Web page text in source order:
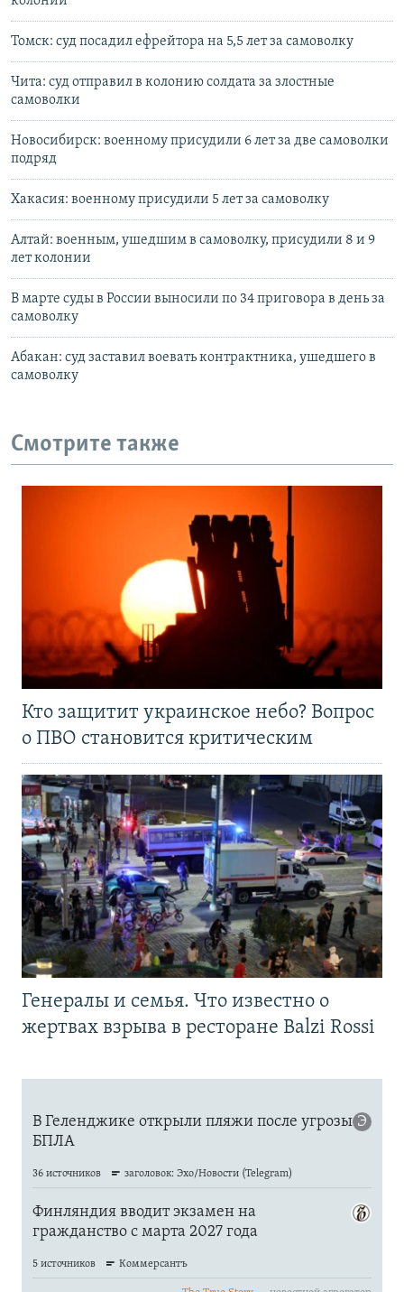
Томск: суд посадил ефрейтора на 5,5 лет за самоволку
Чита: суд отправил в колонию солдата за злостные
самоволки
Новосибирск: военному присудили 6 лет за две самоволки
подряд
Хакасия: военному присудили 5 лет за самоволку
Алтай: военным, ушедшим в самоволку, присудили 8 и 9
лет колонии
В марте суды в России выносили по 34 приговора в день за
самоволку
Абакан: суд заставил воевать контрактника, ушедшего в
самоволку
Смотрите также
Кто защитит украинское небо? Вопрос
о ПВО становится критическим
Генералы и семья. Что известно о
жертвах взрыва в ресторане Balzi Rossi